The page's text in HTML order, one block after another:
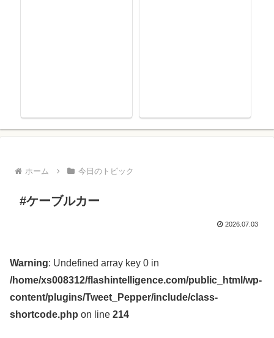
ホーム 今日のトピック
#ケーブルカー
2026.07.03
Warning: Undefined array key 0 in
/home/xs008312/flashintelligence.com/public_html/wp-
content/plugins/Tweet_Pepper/include/class-
shortcode.php on line 214